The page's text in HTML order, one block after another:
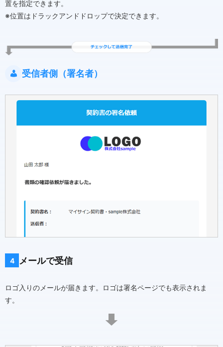
置を指定できます。
※位置はドラックアンドドロップで決定できます。
受信者側（署名者）
4 メールで受信
ロゴ入りのメールが届きます。ロゴは署名ページでも表示されま
す。